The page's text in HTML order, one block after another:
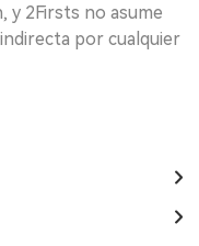
y 2Firsts no asume
por cualquier